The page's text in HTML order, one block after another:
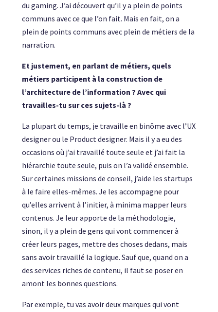
du gaming. J’ai découvert qu’il y a plein de points
communs avec ce que l’on fait. Mais en fait, on a
plein de points communs avec plein de métiers de la
narration.
Et justement, en parlant de métiers, quels
métiers participent à la construction de
l’architecture de l’information ? Avec qui
travailles-tu sur ces sujets-là ?
La plupart du temps, je travaille en binôme avec l’UX
designer ou le Product designer. Mais il y a eu des
occasions où j’ai travaillé toute seule et j’ai fait la
hiérarchie toute seule, puis on l’a validé ensemble.
Sur certaines missions de conseil, j’aide les startups
à le faire elles-mêmes. Je les accompagne pour
qu’elles arrivent à l’initier, à minima mapper leurs
contenus. Je leur apporte de la méthodologie,
sinon, il y a plein de gens qui vont commencer à
créer leurs pages, mettre des choses dedans, mais
sans avoir travaillé la logique. Sauf que, quand on a
des services riches de contenu, il faut se poser en
amont les bonnes questions.
Par exemple, tu vas avoir deux marques qui vont